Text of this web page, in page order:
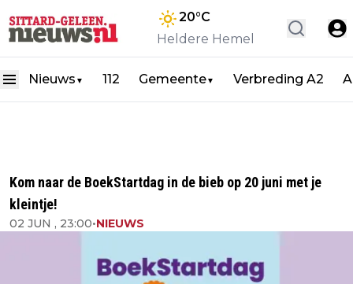
20°C
Heldere Hemel
Nieuws ▼ 112 Gemeente▼ Verbreding A2
Kom naar de BoekStartdag in de bieb op 20 juni met je
kleintje!
02 JUN , 23:00•NIEUWS